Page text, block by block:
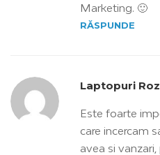
Marketing. 🙂
RĂSPUNDE
Laptopuri Roz
Este foarte
care incercam
avea si